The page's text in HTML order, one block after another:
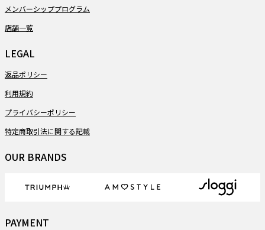
メンバーシッププログラム
店舗一覧
LEGAL
返品ポリシー
利用規約
プライバシーポリシー
特定商取引法に関する記載
OUR BRANDS
PAYMENT